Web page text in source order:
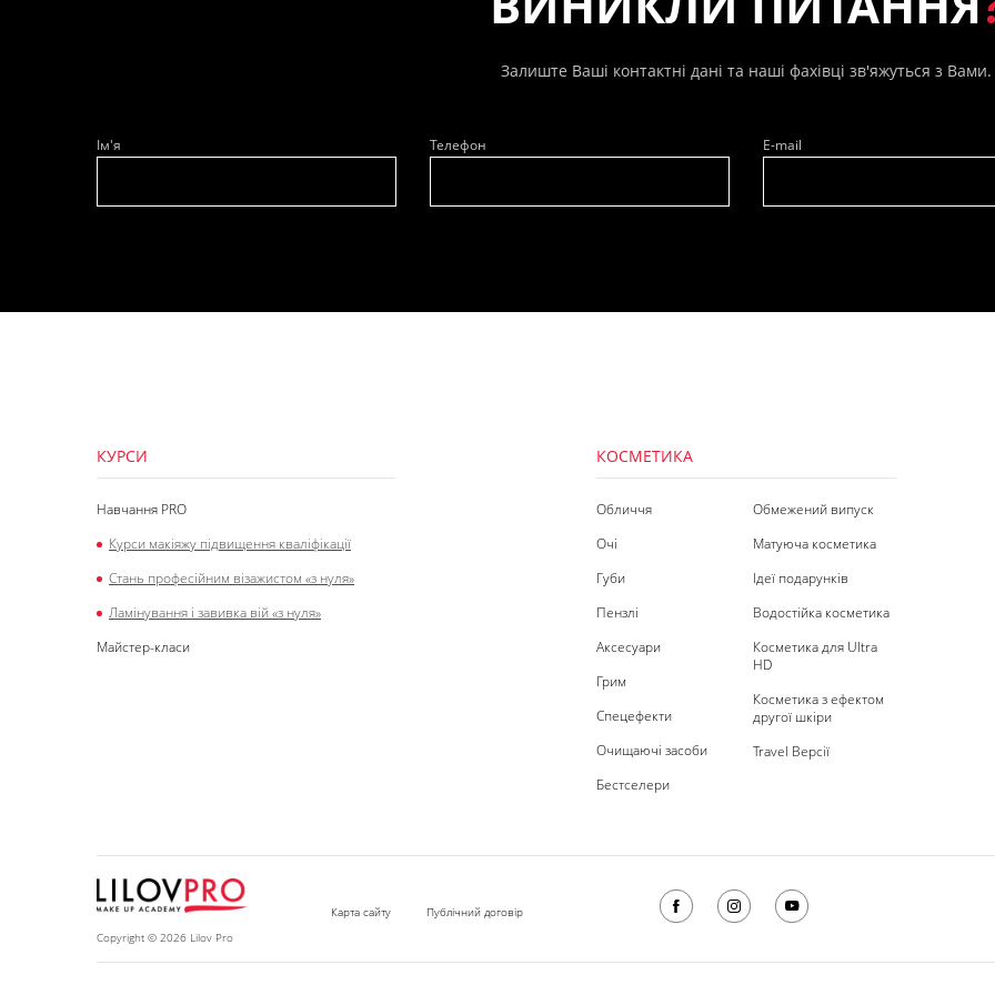
Залиште Ваші контактні дані та наші фахівці зв'яжуться з Вами.
Ім'я Телефон
E-mail
КУРСИ
Навчання PRO
Курси макіяжу підвищення кваліфікації
Стань професійним візажистом «з нуля»
Ламінування і завивка вій «з нуля»
Майстер-класи
КОСМЕТИКА
Обличчя
Очі
Губи
Пензлі
Аксесуари
Грим
Спецефекти
Очищаючі засоби
Бестселери
Обмежений випуск
Матуюча косметика
Ідеї подарунків
Водостійка косметика
Косметика для Ultra
HD
Косметика з ефектом
другої шкіри
Travel Версії
Copyright © 2026 Lilov Pro
Карта сайту Публічний договір